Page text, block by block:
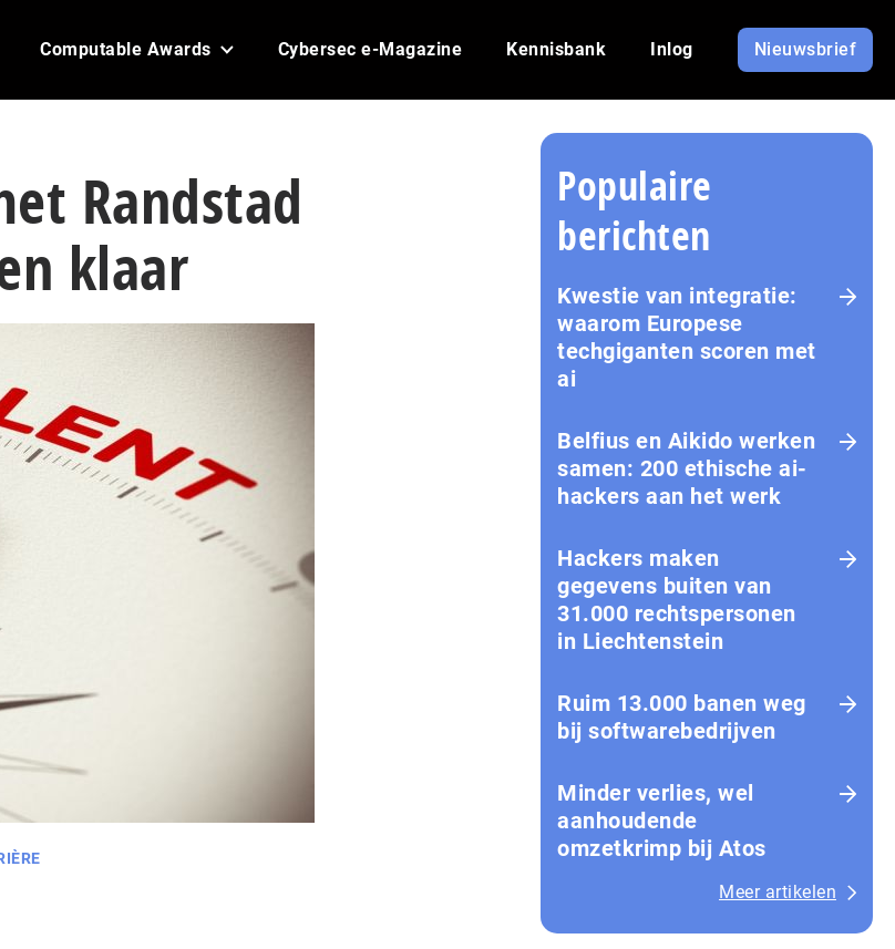
Computable Awards Cybersec e-Magazine Kennisbank Inlog Nieuwsbrief
Randstad
klaar
Populaire
berichten
Kwestie van integratie:
waarom Europese
techgiganten scoren met
ai
Belfius en Aikido werken
samen: 200 ethische ai-
hackers aan het werk
Hackers maken
gegevens buiten van
31.000 rechtspersonen
in Liechtenstein
Ruim 13.000 banen weg
bij softwarebedrijven
Minder verlies, wel
aanhoudende
omzetkrimp bij Atos
Meer artikelen